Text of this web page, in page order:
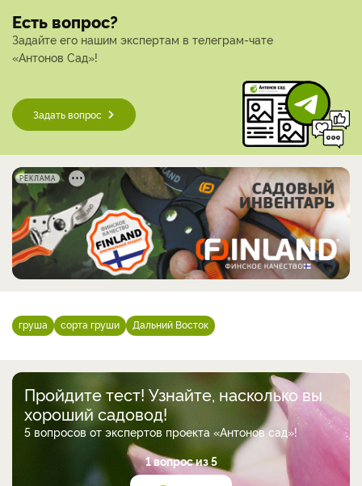
Есть вопрос?
Задайте его нашим экспертам в телеграм-чате
«Антонов Сад»!
Задать вопрос
РЕКЛАМА
груша сорта груши Дальний Восток
Пройдите тест! Узнайте, насколько вы
хороший садовод!
5 вопросов от экспертов проекта «Антонов сад»!
1 вопрос из 5